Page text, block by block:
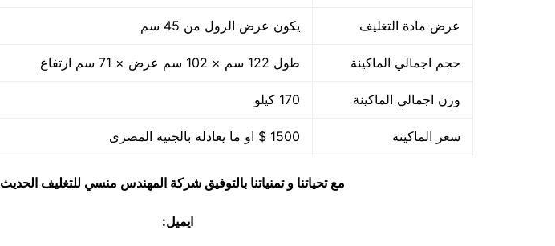
عرض مادة التغليف يكون عرض الرول من 45 سم
حجم اجمالي الماكينة طول 122 سم × 102 سم عرض × 71 سم ارتفاع
وزن اجمالي الماكينة 170 كيلو
سعر الماكينة 1500 $ او ما يعادله بالجنيه المصرى
مع تحياتنا و تمنياتنا بالتوفيق شركة المهندس منسي للتغليف الحديث
ايميل: